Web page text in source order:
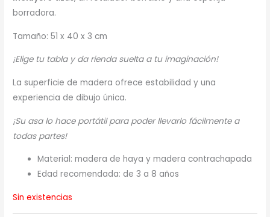
borradora.
Tamaño: 51 x 40 x 3 cm
¡Elige tu tabla y da rienda suelta a tu imaginación!
La superficie de madera ofrece estabilidad y una
experiencia de dibujo única.
¡Su asa lo hace portátil para poder llevarlo fácilmente a
todas partes!
Material: madera de haya y madera contrachapada
Edad recomendada: de 3 a 8 años
Sin existencias